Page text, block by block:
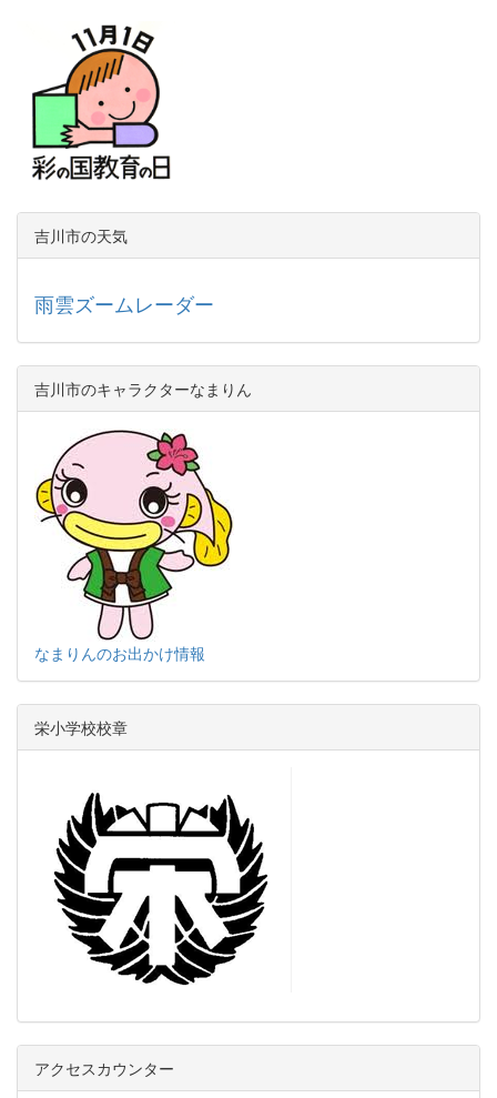
吉川市の天気
雨雲ズームレーダー
吉川市のキャラクターなまりん
なまりんのお出かけ情報
栄小学校校章
アクセスカウンター